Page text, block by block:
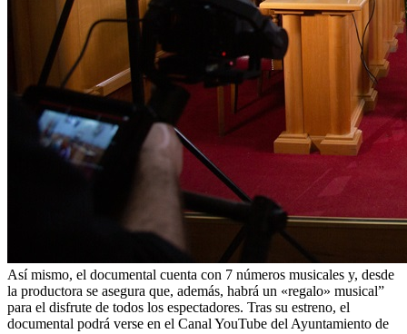
Así mismo, el documental cuenta con 7 números musicales y, desde
la productora se asegura que, además, habrá un «regalo» musical”
para el disfrute de todos los espectadores. Tras su estreno, el
documental podrá verse en el Canal YouTube del Ayuntamiento de